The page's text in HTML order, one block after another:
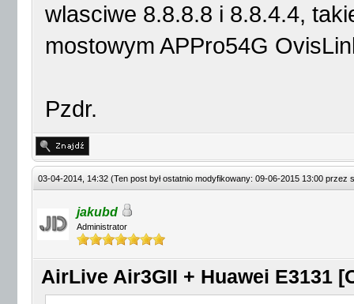
wlasciwe 8.8.8.8 i 8.8.4.4,
mostowym APPro54G
Pzdr.
03-04-2014, 14:32 (Ten post był ostatnio modyfikowany: 09-06-2015 13:00 przez
jakubd
Administrator
AirLive Air3GII + Huawei E3131